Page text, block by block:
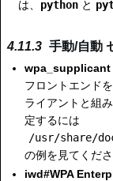
は、 python と
手動/自動
wpa_supplicant
フロントエンド
ライアントと組
定するには
/usr/share/
の例を見てくださ
iwd#WPA